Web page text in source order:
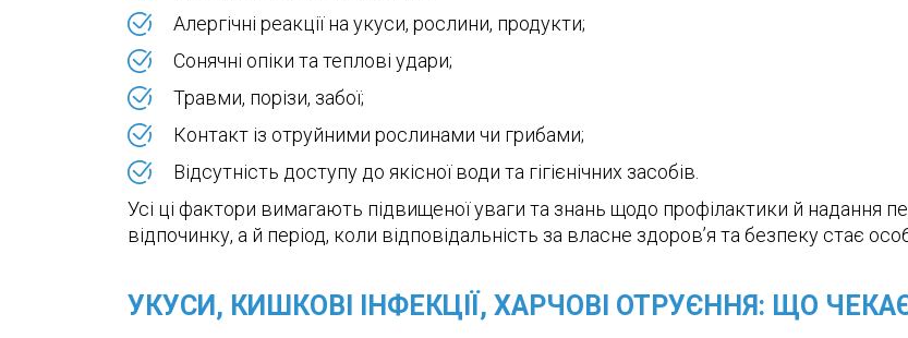
Алергічні реакції на укуси, рослини, продукти;
Сонячні опіки та теплові удари;
Травми, порізи, забої;
Контакт із отруйними рослинами чи грибами;
Відсутність доступу до якісної води та гігієнічних засобів.
Усі ці фактори вимагають підвищеної уваги та знань щодо профілактики й надання
відпочинку, а й період, коли відповідальність за власне здоров’я та безпеку стає
УКУСИ, КИШКОВІ ІНФЕКЦІЇ, ХАРЧОВІ ОТРУЄННЯ: ЩО